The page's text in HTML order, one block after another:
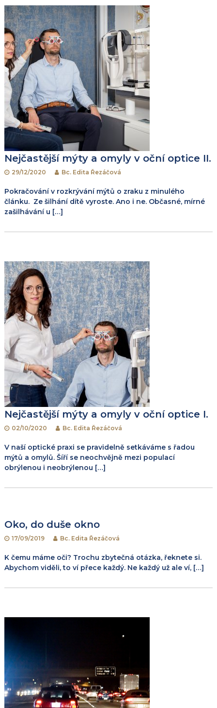
Nejčastější mýty a omyly v oční optice II.
29/12/2020 Bc. Edita Řezáčová
Pokračování v rozkrývání mýtů o zraku z minulého
článku. Ze šilhání dítě vyroste. Ano i ne. Občasné, mírné
zašilhávání u […]
Nejčastější mýty a omyly v oční optice I.
02/10/2020 Bc. Edita Řezáčová
V naší optické praxi se pravidelně setkáváme s řadou
mýtů a omylů. Šíří se neochvějně mezi populací
obrýlenou i neobrýlenou […]
Oko, do duše okno
17/09/2019 Bc. Edita Řezáčová
K čemu máme oči? Trochu zbytečná otázka, řeknete si.
Abychom viděli, to ví přece každý. Ne každý už ale ví, […]